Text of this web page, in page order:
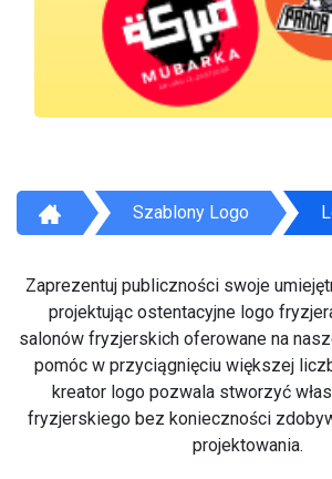
Szablony Logo
Zaprezentuj publiczności swoje
projektując ostentacyjne logo
salonów fryzjerskich oferowane na
pomóc w przyciągnięciu większej
kreator logo pozwala stworzyć
fryzjerskiego bez konieczności
projektowania.